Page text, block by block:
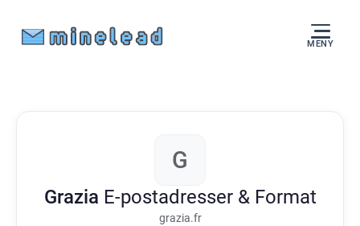
MENY
G
Grazia E-postadresser & Format
grazia.fr